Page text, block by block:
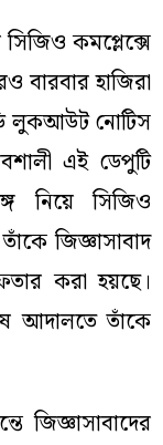
কমপ্লেক্সে
বারবার হাজিরা
লুকআউট নোটিস
এই ডেপুটি
নিয়ে সিজিও
জিজ্ঞাসাবাদ
করা হয়ছে।
আদালতে তাঁকে
জিজ্ঞাসাবাদের